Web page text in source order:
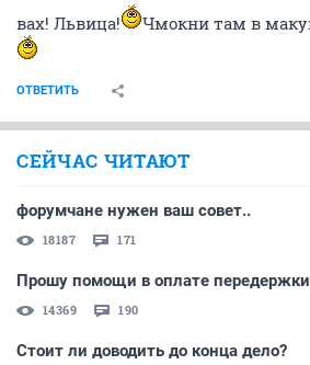
вах! Львица! Чмокни там в
ОТВЕТИТЬ
СЕЙЧАС ЧИТАЮТ
форумчане нужен ваш совет..
18187 171
Прошу помощи в оплате
14369 190
Стоит ли доводить до конца дело?